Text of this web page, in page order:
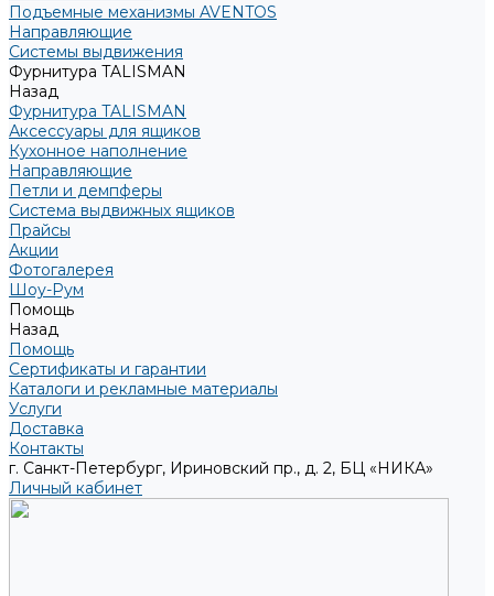
Подъемные механизмы AVENTOS
Направляющие
Системы выдвижения
Фурнитура TALISMAN
Назад
Фурнитура TALISMAN
Аксессуары для ящиков
Кухонное наполнение
Направляющие
Петли и демпферы
Система выдвижных ящиков
Прайсы
Акции
Фотогалерея
Шоу-Рум
Помощь
Назад
Помощь
Сертификаты и гарантии
Каталоги и рекламные материалы
Услуги
Доставка
Контакты
г. Санкт-Петербург, Ириновский пр., д. 2, БЦ «НИКА»
Личный кабинет